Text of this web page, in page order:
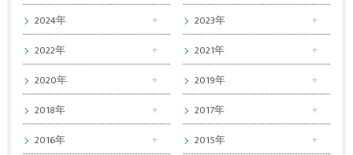
2024年
2023年
2022年
2021年
2020年
2019年
2018年
2017年
2016年
2015年